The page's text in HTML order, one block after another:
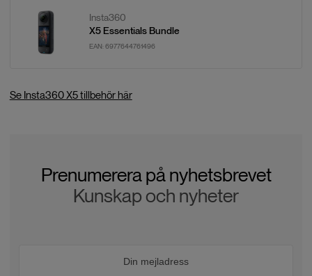
Insta360
X5 Essentials Bundle
EAN: 6977644761496
Se Insta360 X5 tillbehör här
Prenumerera på nyhetsbrevet
Kunskap och nyheter